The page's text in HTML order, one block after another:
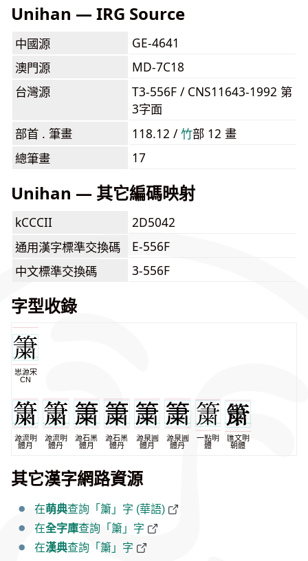
Unihan — IRG Source
中國源
GE-4641
澳門源
MD-7C18
台灣源
T3-556F / CNS11643-1992 第
3字面
部首 . 筆畫
118.12 /⽵部 12 畫
總筆畫
17
Unihan — 其它編碼映射
kCCCII
2D5042
通用漢字標準交換碼
E-556F
中文標準交換碼
3-556F
字型收錄
思源宋
CN
源流明
體月
源流明
體丹
源石黑
體月
源石黑
體丹
源泉圓
體月
源泉圓
體丹
一點明
體
匯文明
朝體
其它漢字網路資源
在萌典查詢「簘」字 (華語)
在全字庫查詢「簘」字
在漢典查詢「簘」字